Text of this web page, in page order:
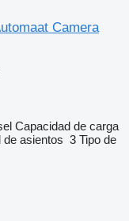
Camera
Capacidad de carga
de asientos 3 Tipo de